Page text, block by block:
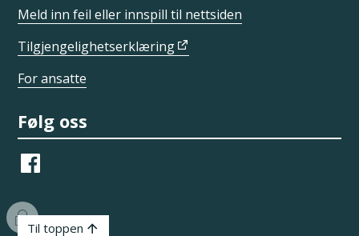
Meld inn feil eller innspill til nettsiden
Tilgjengelighetserklæring
For ansatte
Følg oss
Til toppen